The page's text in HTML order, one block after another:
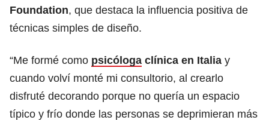
Foundation, que destaca la influencia positiva de
técnicas simples de diseño.
“Me formé como psicóloga clínica en Italia y
cuando volví monté mi consultorio, al crearlo
disfruté decorando porque no quería un espacio
típico y frío donde las personas se deprimieran más